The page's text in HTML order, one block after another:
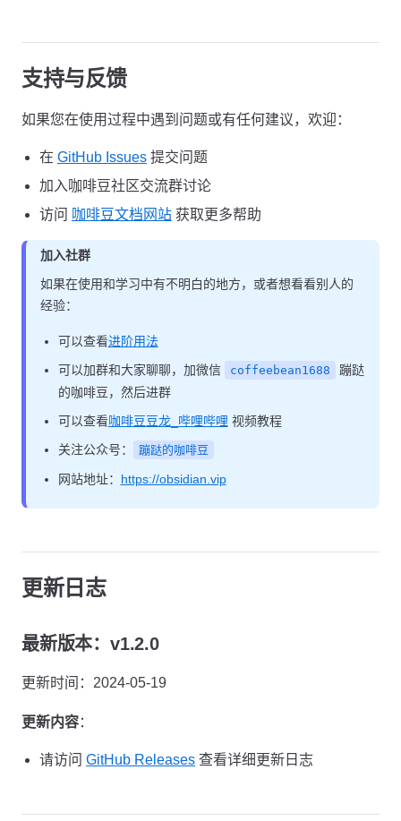
支持与反馈
如果您在使用过程中遇到问题或有任何建议，欢迎：
在 GitHub Issues 提交问题
加入咖啡豆社区交流群讨论
访问 咖啡豆文档网站 获取更多帮助
加入社群
如果在使用和学习中有不明白的地方，或者想看看别人的
经验：
可以查看进阶用法
可以加群和大家聊聊，加微信
coffeebean1688
蹦跶
的咖啡豆，然后进群
可以查看咖啡豆豆龙_哔哩哔哩 视频教程
关注公众号：
蹦跶的咖啡豆
网站地址： https://obsidian.vip
更新日志
最新版本：v1.2.0
更新时间：2024-05-19
更新内容：
请访问 GitHub Releases 查看详细更新日志